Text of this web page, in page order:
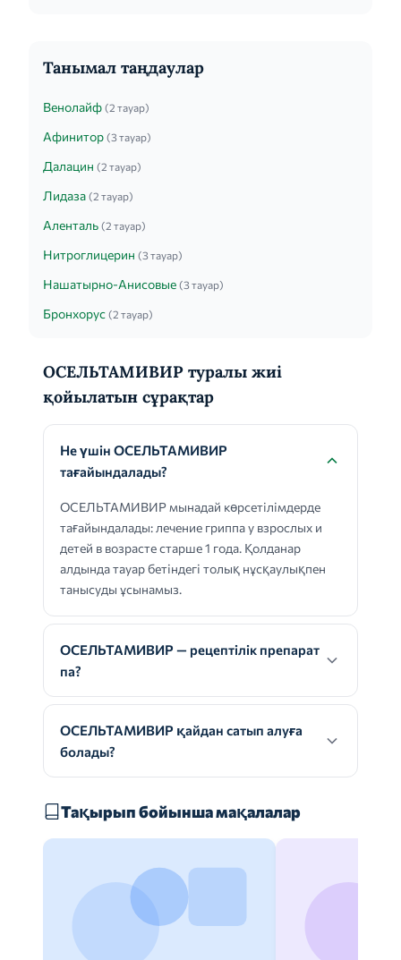
Танымал таңдаулар
Венолайф (2 тауар)
Афинитор (3 тауар)
Далацин (2 тауар)
Лидаза (2 тауар)
Аленталь (2 тауар)
Нитроглицерин (3 тауар)
Нашатырно-Анисовые (3 тауар)
Бронхорус (2 тауар)
ОСЕЛЬТАМИВИР туралы жиі
қойылатын сұрақтар
Не үшін ОСЕЛЬТАМИВИР
тағайындалады?
ОСЕЛЬТАМИВИР мынадай көрсетілімдерде
тағайындалады: лечение гриппа у взрослых и
детей в возрасте старше 1 года. Қолданар
алдында тауар бетіндегі толық нұсқаулықпен
танысуды ұсынамыз.
ОСЕЛЬТАМИВИР — рецептілік препарат
па?
ОСЕЛЬТАМИВИР қайдан сатып алуға
болады?
Тақырып бойынша мақалалар